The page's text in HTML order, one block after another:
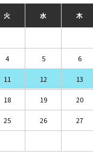
火 水 木
4 5 6
11 12 13
18 19 20
25 26 27